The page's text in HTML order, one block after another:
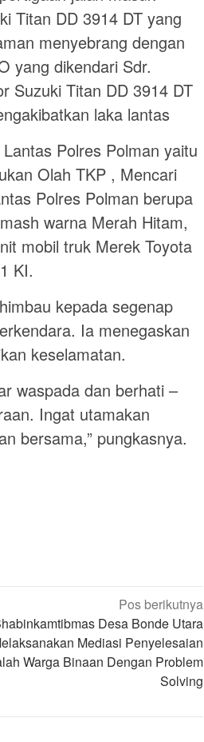
Titan DD 3914 DT yang
menyebrang dengan
yang dikendari Sdr.
Suzuki Titan DD 3914 DT
laka lantas
Polres Polman yaitu
Olah TKP , Mencari
Polres Polman berupa
warna Merah Hitam,
mobil truk Merek Toyota
KI.
kepada segenap
Ia menegaskan
keselamatan.
waspada dan berhati –
Ingat utamakan
bersama,” pungkasnya.
Pos berikutnya
Desa Bonde Utara
Mediasi Penyelesaian
Warga Binaan Dengan Problem
Solving